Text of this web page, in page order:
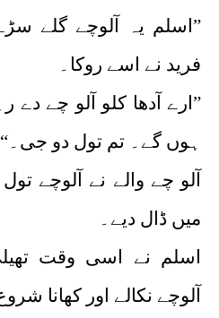
”اسلم یہ آلوچے گلے
فرید نے اسے روکا۔
”ارے آدھا کلو آلو چے
ہوں گے۔ تم تول دو جی۔“
آلو چے والے نے آلوچے
میں ڈال دیے۔
اسلم نے اسی وقت
آلوچے نکالے اور کھانا